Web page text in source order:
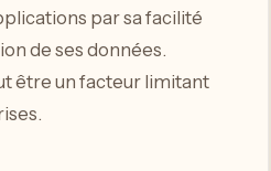
par sa facilité
de ses données.
être un facteur limitant